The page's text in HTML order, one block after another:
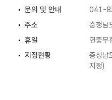
문의 및 안내 041-
주소
충청남
휴일
연중무
지정현황
충청남
지정)